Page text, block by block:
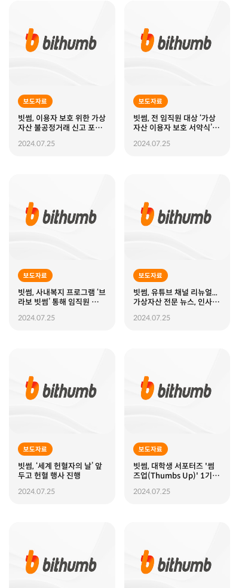
보도자료
빗썸, 이용자 보호 위한 가상
자산 불공정거래 신고 포상
2024.07.25
보도자료
빗썸, 전 임직원 대상 ‘가상
자산 이용자 보호 서약식’ 개
2024.07.25
보도자료
빗썸, 사내복지 프로그램 ‘브
라보 빗썸’ 통해 임직원 건강
2024.07.25
보도자료
빗썸, 유튜브 채널 리뉴얼...
가상자산 전문 뉴스, 인사이
2024.07.25
보도자료
빗썸, ‘세계 헌혈자의 날’ 앞
두고 헌혈 행사 진행
2024.07.25
보도자료
빗썸, 대학생 서포터즈 '썸
즈업(Thumbs Up)' 1기 해
2024.07.25